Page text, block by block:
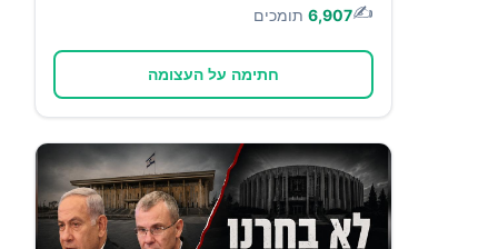
✍️
6,907 תומכים
חתימה על העצומה